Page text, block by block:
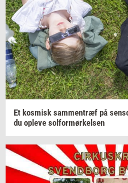
Et kos­misk sam­men­træf på
du op­le­ve sol­for­mør­kel­sen